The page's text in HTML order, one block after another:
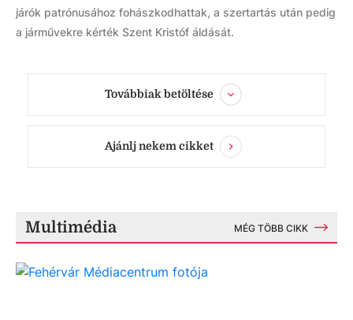
járók patrónusához fohászkodhattak, a szertartás után pedig
a járművekre kérték Szent Kristóf áldását.
Továbbiak betöltése
Ajánlj nekem cikket
Multimédia MÉG TÖBB CIKK